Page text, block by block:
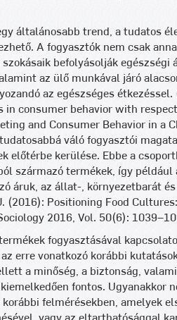
általánosabb trend, a tudatos
A fogyasztók nem csak
befolyásolják egészségi
az ülő munkával járó
az egészséges étkezéssel.
in consumer behavior with
and Consumer Behavior in a
váló fogyasztói
előtérbe kerülése. Ebbe a
származó termékek, így például
áruk, az állat-, környezetbarát
Positioning Food Cultures:
2016, Vol. 50(6):
fogyasztásával
erre vonatkozó korábbi
a minőség, a biztonság,
fontos. Ugyanakkor
felmérésekben, amelyek